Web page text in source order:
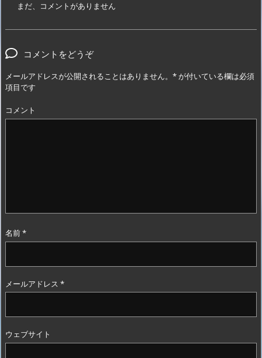
まだ、コメントがありません
コメントをどうぞ
メールアドレスが公開されることはありません。 *が付いている欄は必須
項目です
コメント
名前*
メールアドレス *
ウェブサイト